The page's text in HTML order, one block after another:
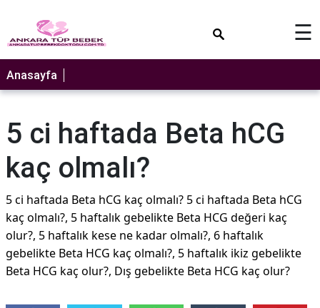
☰
Anasayfa
5 ci haftada Beta hCG
kaç olmalı?
5 ci haftada Beta hCG kaç olmalı? 5 ci haftada Beta hCG
kaç olmalı?, 5 haftalık gebelikte Beta HCG değeri kaç
olur?, 5 haftalık kese ne kadar olmalı?, 6 haftalık
gebelikte Beta HCG kaç olmalı?, 5 haftalık ikiz gebelikte
Beta HCG kaç olur?, Dış gebelikte Beta HCG kaç olur?